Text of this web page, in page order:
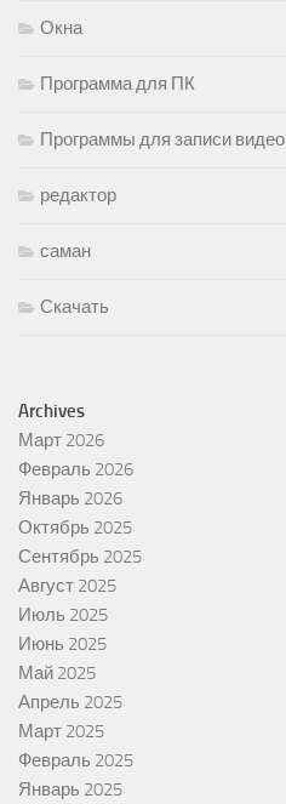
Окна
Программа для ПК
Программы для записи видео
редактор
саман
Скачать
Archives
Март 2026
Февраль 2026
Январь 2026
Октябрь 2025
Сентябрь 2025
Август 2025
Июль 2025
Июнь 2025
Май 2025
Апрель 2025
Март 2025
Февраль 2025
Январь 2025